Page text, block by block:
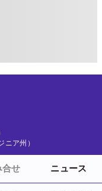
ニア州）
合せ ニュース